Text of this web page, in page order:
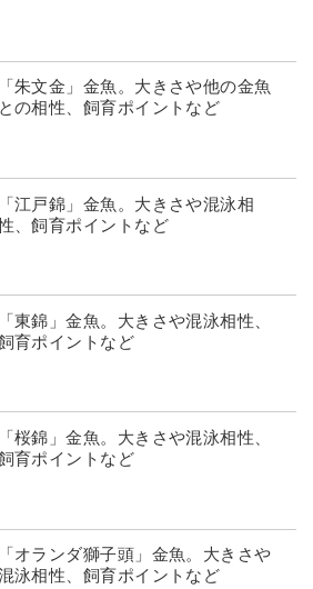
「朱文金」金魚。大きさや他の金魚
との相性、飼育ポイントなど
「江戸錦」金魚。大きさや混泳相
、飼育ポイントなど
「東錦」金魚。大きさや混泳相性、
育ポイントなど
「桜錦」金魚。大きさや混泳相性、
育ポイントなど
「オランダ獅子頭」金魚。大きさや
泳相性、飼育ポイントなど